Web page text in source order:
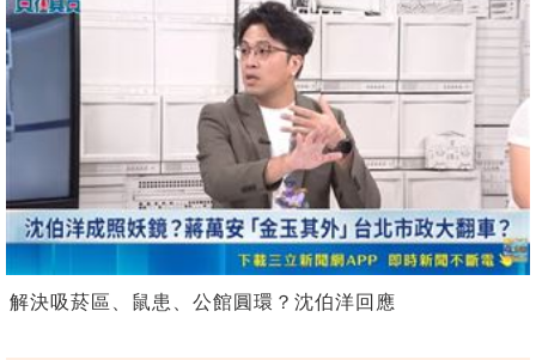
解決吸菸區、鼠患、公館圓環？沈伯洋回應